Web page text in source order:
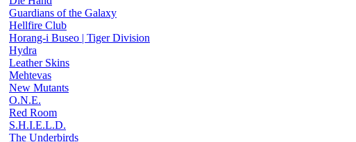
Guardians of the Galaxy
Hellfire Club
Horang-i Buseo | Tiger Division
Hydra
Leather Skins
Mehtevas
New Mutants
O.N.E.
Red Room
S.H.I.E.L.D.
The Underbirds